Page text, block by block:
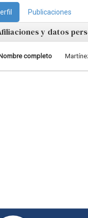
Publicaciones
y datos
completo